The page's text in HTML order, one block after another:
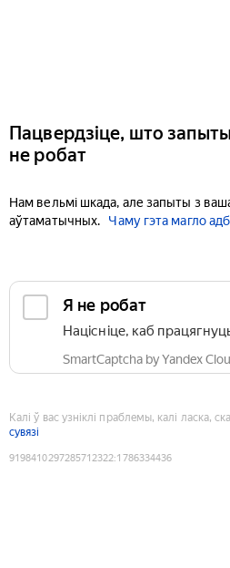
Пацвердзіце, што
не робат
Нам вельмі шкада, але запыты з
аўтаматычных.
Чаму гэта магло
Я не робат
Націсніце, каб
SmartCaptcha by Yandex
Калі ў вас узніклі праблемы, калі ласка,
сувязі
9198410297285712322:1786334436